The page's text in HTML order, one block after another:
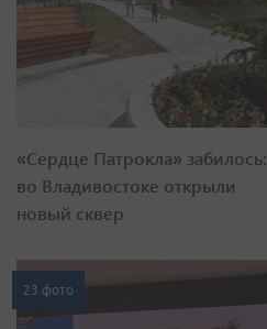
«Сердце Патрокла» забилось:
во Владивостоке открыли
новый сквер
23 фото